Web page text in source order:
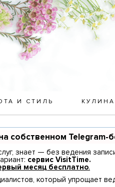
И СТИЛЬ
собственном Telegram-
знает — без ведения
сервис VisitTime.
месяц бесплатно.
который упрощает